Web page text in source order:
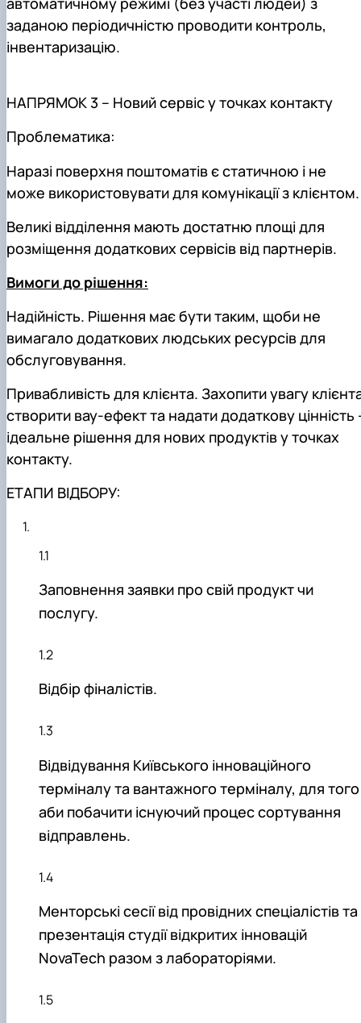
заданою періодичністю проводити контроль,
інвентаризацію.
НАПРЯМОК 3 – Новий сервіс у точках контакту
Проблематика:
Наразі поверхня поштоматів є статичною і не
може використовувати для комунікації з клієнтом.
Великі відділення мають достатню площі для
розміщення додаткових сервісів від партнерів.
Вимоги до рішення:
Надійність. Рішення має бути таким, щоби не
вимагало додаткових людських ресурсів для
обслуговування.
Привабливість для клієнта. Захопити увагу
створити вау-ефект та надати додаткову цінність
ідеальне рішення для нових продуктів у точках
контакту.
ЕТАПИ ВІДБОРУ:
Заповнення заявки про свій продукт чи
послугу.
Відбір фіналістів.
Відвідування Київського інноваційного
терміналу та вантажного терміналу, для того
аби побачити існуючий процес сортування
відправлень.
Менторські сесії від провідних спеціалістів та
презентація студії відкритих інновацій
NovaTech разом з лабораторіями.